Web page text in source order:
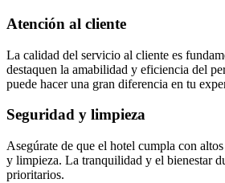
Atención al cliente
La calidad del servicio al cliente es
destaquen la amabilidad y eficiencia del
puede hacer una gran diferencia en tu
Seguridad y limpieza
Asegúrate de que el hotel cumpla con
y limpieza. La tranquilidad y el bienestar
prioritarios.